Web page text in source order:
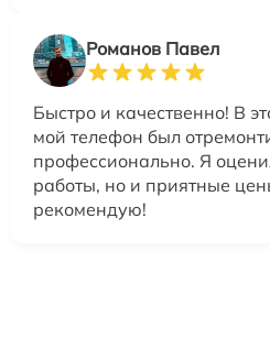
Романов Павел
Быстро и качественно! В
мой телефон был
профессионально. Я
работы, но и приятные
рекомендую!